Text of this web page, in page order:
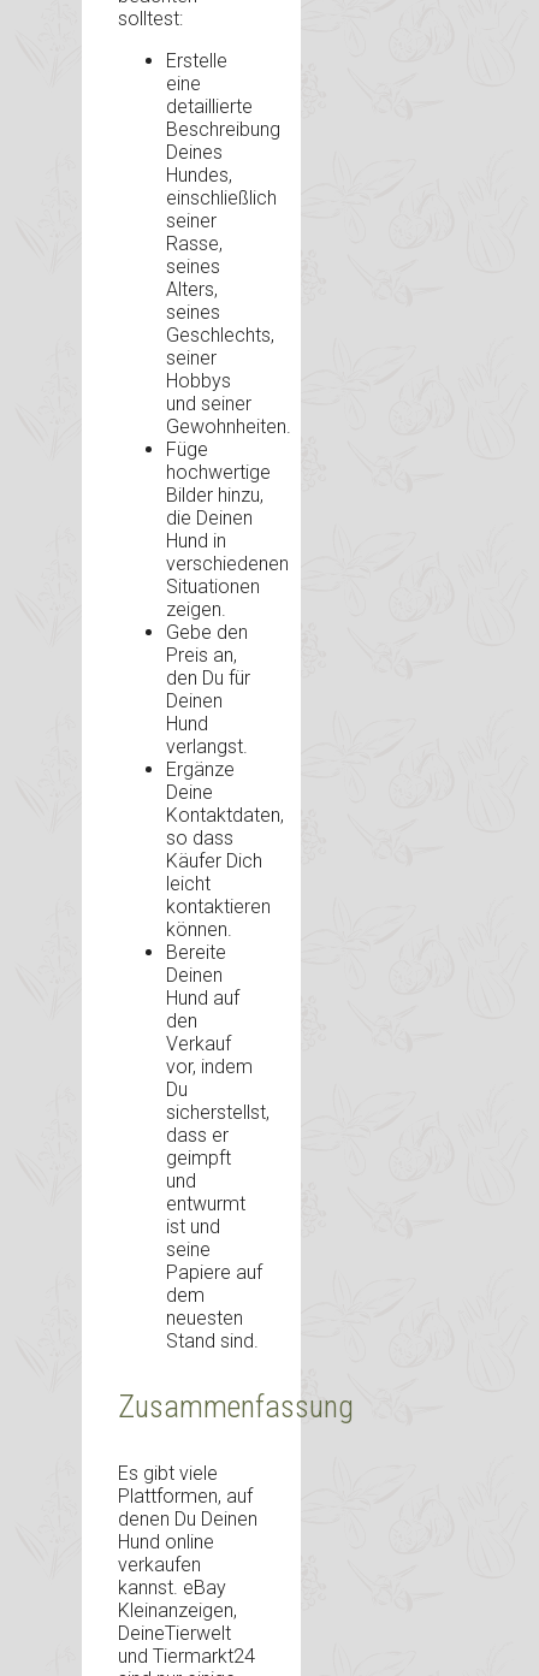
solltest:
Erstelle
eine
detaillierte
Beschreibung
Deines
Hundes,
einschließlich
seiner
Rasse,
seines
Alters,
seines
Geschlechts,
seiner
Hobbys
und seiner
Gewohnheiten.
Füge
hochwertige
Bilder hinzu,
die Deinen
Hund in
verschiedenen
Situationen
zeigen.
Gebe den
Preis an,
den Du für
Deinen
Hund
verlangst.
Ergänze
Deine
Kontaktdaten,
so dass
Käufer Dich
leicht
kontaktieren
können.
Bereite
Deinen
Hund auf
den
Verkauf
vor, indem
Du
sicherstellst,
dass er
geimpft
und
entwurmt
ist und
seine
Papiere auf
dem
neuesten
Stand sind.
Zusammenfassung
Es gibt viele
Plattformen, auf
denen Du Deinen
Hund online
verkaufen
kannst. eBay
Kleinanzeigen,
DeineTierwelt
und Tiermarkt24